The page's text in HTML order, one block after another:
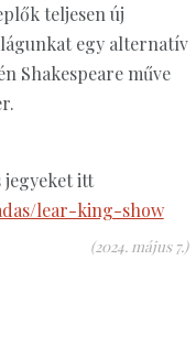
teljesen új
egy alternatív
Shakespeare műve
jegyeket itt
lear-king-show
(2024. május 7.)